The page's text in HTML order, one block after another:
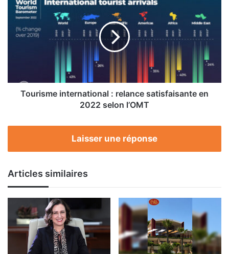
(1ère
partie)
international
relance
satisfaisante
l’OMT
Tourisme international : relance satisfaisante en
2022 selon l’OMT
Laisser une réponse
Articles similaires